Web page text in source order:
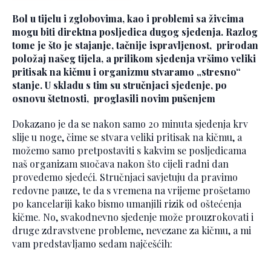
Bol u tijelu i zglobovima, kao i problemi sa živcima
mogu biti direktna posljedica dugog sjedenja. Razlog
tome je što je stajanje, tačnije ispravljenost, prirodan
položaj našeg tijela, a prilikom sjedenja vršimo veliki
pritisak na kičmu i organizmu stvaramo „stresno“
stanje. U skladu s tim su stručnjaci sjedenje, po
osnovu štetnosti, proglasili novim pušenjem
Dokazano je da se nakon samo 20 minuta sjedenja krv
slije u noge, čime se stvara veliki pritisak na kičmu, a
možemo samo pretpostaviti s kakvim se posljedicama
naš organizam suočava nakon što cijeli radni dan
provedemo sjedeći. Stručnjaci savjetuju da pravimo
redovne pauze, te da s vremena na vrijeme prošetamo
po kancelariji kako bismo umanjili rizik od oštećenja
kičme. No, svakodnevno sjedenje može prouzrokovati i
druge zdravstvene probleme, nevezane za kičmu, a mi
vam predstavljamo sedam najčešćih: